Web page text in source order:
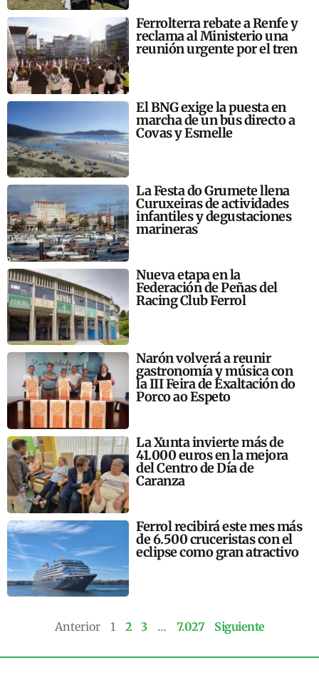
Ferrolterra rebate a Renfe y
reclama al Ministerio una
reunión urgente por el tren
El BNG exige la puesta en
marcha de un bus directo a
Covas y Esmelle
La Festa do Grumete llena
Curuxeiras de actividades
infantiles y degustaciones
marineras
Nueva etapa en la
Federación de Peñas del
Racing Club Ferrol
Narón volverá a reunir
gastronomía y música con
la III Feira de Exaltación do
Porco ao Espeto
La Xunta invierte más de
41.000 euros en la mejora
del Centro de Día de
Caranza
Ferrol recibirá este mes más
de 6.500 cruceristas con el
eclipse como gran atractivo
Anterior 1 2 3 … 7.027 Siguiente